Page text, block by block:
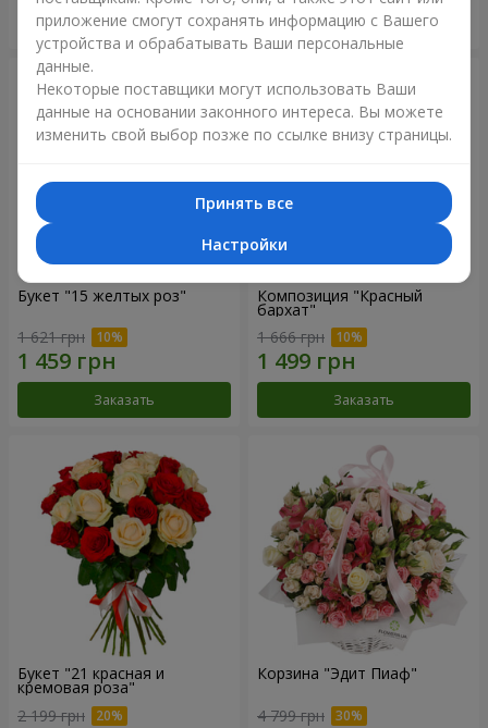
Заказать Заказать
Букет "15 желтых роз"
1 621 грн
Заказать
Композиция "Красный
бархат"
1 666 грн
Заказать
Букет "21 красная и
кремовая роза"
2 199 грн
Корзина "Эдит Пиаф"
4 799 грн
приложение смогут сохранять информацию с Вашего
устройства и обрабатывать Ваши персональные
данные.
Некоторые поставщики могут использовать Ваши
данные на основании законного интереса. Вы можете
изменить свой выбор позже по ссылке внизу страницы.
Принять все
Настройки